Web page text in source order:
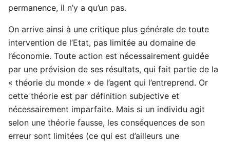
permanence, il n’y a qu’un pas.
On arrive ainsi à une critique plus générale de toute
intervention de l’Etat, pas limitée au domaine de
l’économie. Toute action est nécessairement guidée
par une prévision de ses résultats, qui fait partie de la
« théorie du monde » de l’agent qui l’entreprend. Or
cette théorie est par définition subjective et
nécessairement imparfaite. Mais si un individu agit
selon une théorie fausse, les conséquences de son
erreur sont limitées (ce qui est d’ailleurs une